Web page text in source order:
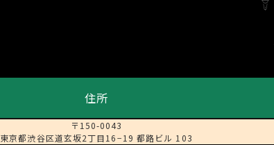
住所
〒150-0043
東京都渋谷区道玄坂2丁目16−19 都路ビル 103